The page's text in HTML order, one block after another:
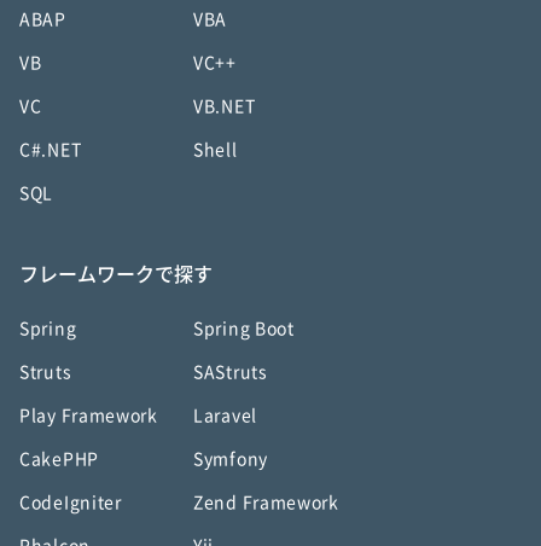
ABAP VBA
VB VC++
VC VB.NET
C#.NET Shell
SQL
フレームワークで探す
Spring Spring Boot
Struts SAStruts
Play Framework Laravel
CakePHP Symfony
CodeIgniter Zend Framework